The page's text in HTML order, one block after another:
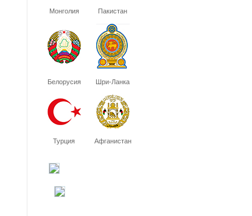
Монголия Пакистан
Белорусия Шри-Ланка
Турция Афганистан